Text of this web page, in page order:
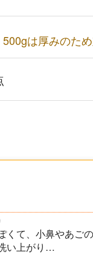
は厚みのため
て、小鼻やあご
い上がり…